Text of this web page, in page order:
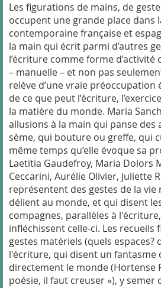
Les figurations de mains, de
occupent une grande place dans
contemporaine française et
la main qui écrit parmi d’autres
l’écriture comme forme
– manuelle – et non pas
relève d’une vraie préoccupation
de ce que peut l’écriture,
la matière du monde. Maria
allusions à la main qui panse des
sème, qui bouture ou greffe, qui
même temps qu’elle évoque sa
Laetitia Gaudefroy, Maria Dolors
Ceccarini, Aurélie Olivier, Juliette
représentent des gestes de la
délient au monde, et qui disent
compagnes, parallèles à
infléchissent celle-ci. Les recueils
gestes matériels (quels espaces?
l'écriture, qui disent un fantasme
directement le monde (Hortense
poésie, il faut creuser »), y semer